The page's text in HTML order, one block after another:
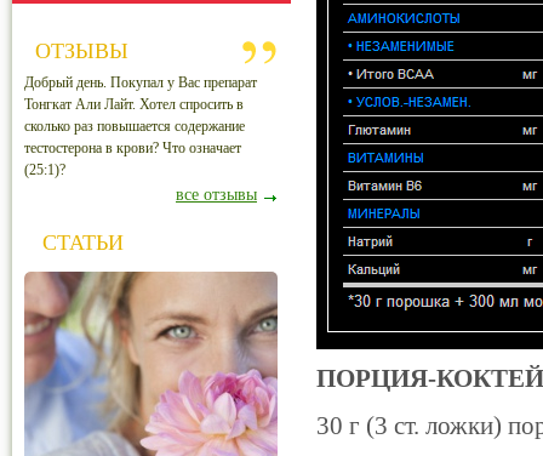
ПОРЦИЯ-
30 г (3 ст. ложки)
ОТЗЫВЫ
Добрый день. Покупал у Вас препарат
Тонгкат Али Лайт. Хотел спросить в
сколько раз повышается содержание
тестостерона в крови? Что означает
(25:1)?
все отзывы
СТАТЬИ